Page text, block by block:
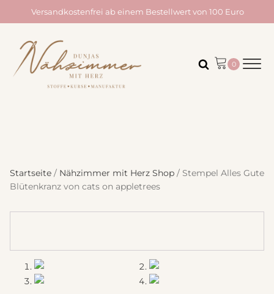
Versandkostenfrei ab einem Bestellwert von 100 Euro
Startseite / Nähzimmer mit Herz Shop / Stempel Alles Gute
Blütenkranz von cats on appletrees